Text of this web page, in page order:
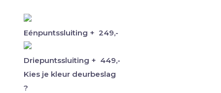
Eénpuntssluiting + 249,-
Driepuntssluiting + 449,-
Kies je kleur deurbeslag
?